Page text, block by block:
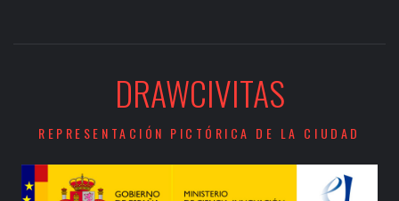
DRAWCIVITAS
REPRESENTACIÓN PICTÓRICA DE LA CIUDAD